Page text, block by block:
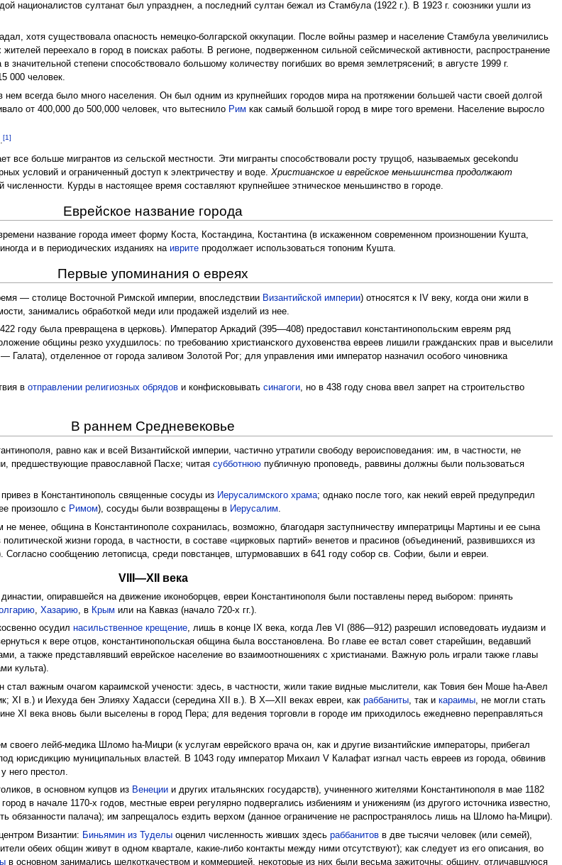
националистов султанат был упразднен, а последний султан бежал из Стамбула (1922 г.). В 1923 г. союзники ушли из
хотя существовала опасность немецко-болгарской оккупации. После войны размер и население Стамбула увеличились
переехало в город в поисках работы. В регионе, подверженном сильной сейсмической активности, распространение
в значительной степени способствовало большому количеству погибших во время землетрясений; в августе 1999 г.
000 человек.
всегда было много населения. Он был одним из крупнейших городов мира на протяжении большей части своей долгой
от 400,000 до 500,000 человек, что вытеснило Рим как самый большой город в мире того времени. Население выросло
[1]
все больше мигрантов из сельской местности. Эти мигранты способствовали росту трущоб, называемых gecekondu
условий и ограниченный доступ к электричеству и воде.Христианское и еврейское меньшинства продолжают
численности. Курды в настоящее время составляют крупнейшее этническое меньшинство в городе.
Еврейское название города
название города имеет форму Коста, Костандина, Костантина (в искаженном современном произношении Кушта,
и в периодических изданиях наиврите продолжает использоваться топоним Кушта.
Первые упоминания о евреях
— столице Восточной Римской империи, впоследствии Византийской империи) относятся к IV веку, когда они жили в
занимались обработкой меди или продажей изделий из нее.
году была превращена в церковь). Император Аркадий (395—408) предоставил константинопольским евреям ряд
общины резко ухудшилось: по требованию христианского духовенства евреев лишили гражданских прав и выселили
отделенное от города заливом Золотой Рог; для управления ими император назначил особого чиновника
вотправлении религиозных обрядов и конфисковыватьсинагоги, но в 438 году снова ввел запрет на строительство
В раннем Средневековье
равно как и всей Византийской империи, частично утратили свободу вероисповедания: им, в частности, не
предшествующие православной Пасхе; читаясубботнюю публичную проповедь, раввины должны были пользоваться
в Константинополь священные сосуды из Иерусалимского храма; однако после того, как некий еврей предупредил
произошло с Римом), сосуды были возвращены в Иерусалим.
не менее, община в Константинополе сохранилась, возможно, благодаря заступничеству императрицы Мартины и ее сына
жизни города, в частности, в составе «цирковых партий» венетов и прасинов (объединений, развившихся из
Согласно сообщению летописца, среди повстанцев, штурмовавших в 641 году собор св. Софии, были и евреи.
VIII—XII века
опиравшейся на движение иконоборцев, евреи Константинополя были поставлены перед выбором: принять
,Хазарию, в Крым или на Кавказ (начало 720-х гг.).
осудилнасильственное крещение, лишь в конце IX века, когда Лев VI (886—912) разрешил исповедовать иудаизм и
к вере отцов, константинопольская община была восстановлена. Во главе ее встал совет старейшин, ведавший
а также представлявший еврейское население во взаимоотношениях с христианами. Важную роль играли также главы
культа).
стал важным очагом караимской учености: здесь, в частности, жили такие видные мыслители, как Товия бен Моше hа-Авел
XI в.) и Иехуда бен Элияху Хадасси (середина XII в.). В X—XII веках евреи, какраббаниты , так икараимы , не могли стать
XI века вновь были выселены в город Пера; для ведения торговли в городе им приходилось ежедневно переправляться
лейб-медика Шломо hа-Мицри (к услугам еврейского врача он, как и другие византийские императоры, прибегал
юрисдикцию муниципальных властей. В 1043 году император Михаил V Калафат изгнал часть евреев из города, обвинив
него престол.
в основном купцов из Венеции и других итальянских государств), учиненного жителями Константинополя в мае 1182
в начале 1170-х годов, местные евреи регулярно подвергались избиениям и унижениям (из другого источника известно,
обязанности палача); им запрещалось ездить верхом (данное ограничение не распространялось лишь на Шломо hа-Мицри).
Византии: Биньямин из Туделы оценил численность живших здесьраббанитов в две тысячи человек (или семей),
обеих общин живут в одном квартале, какие-либо контакты между ними отсутствуют); как следует из его описания, во
в основном занимались шелкоткачеством и коммерцией, некоторые из них были весьма зажиточны; общину, отличавшуюся